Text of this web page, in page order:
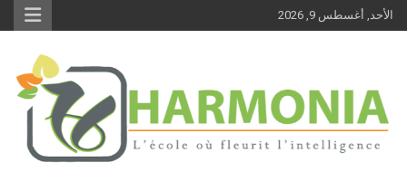
Skip
to
الأحد, أغسطس 9, 2026